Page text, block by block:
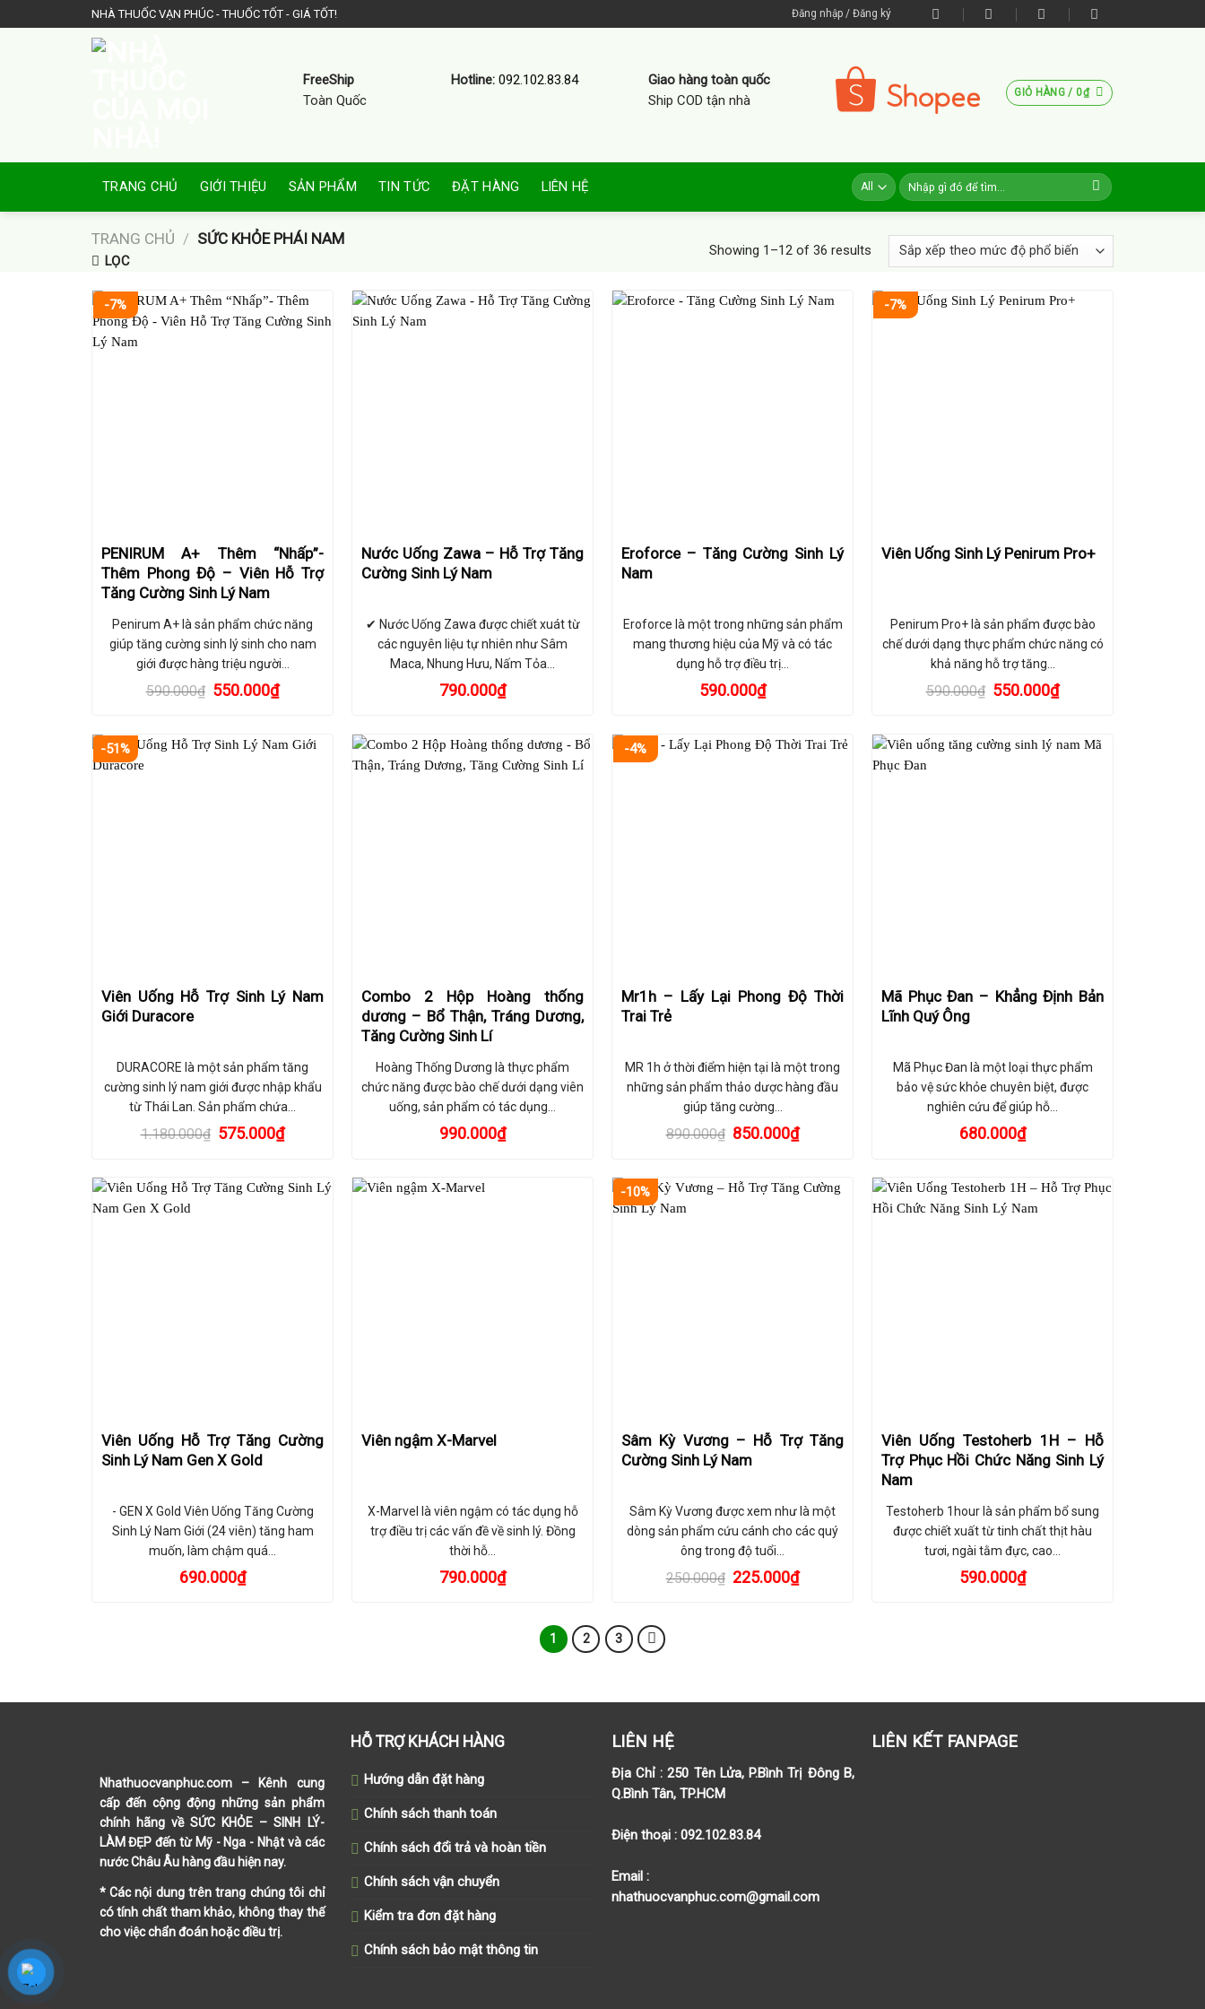
to
NHÀ THUỐC VẠN PHÚC - THUỐC TỐT - GIÁ TỐT! Đăng nhập / Đăng ký
FreeShip
Toàn Quốc
Hotline: 092.102.83.84
Giao hàng toàn quốc
Ship COD tận nhà
GIỎ HÀNG /0₫
TRANG CHỦ GIỚI THIỆU SẢN PHẨM TIN TỨC ĐẶT HÀNG LIÊN HỆ
TRANG CHỦ / SỨC KHỎE PHÁI NAM
LỌC
Showing 1–12 of 36 results
-7%
PENIRUM A+ Thêm “Nhấp”-
Thêm Phong Độ – Viên Hỗ Trợ
Tăng Cường Sinh Lý Nam
Penirum A+ là sản phẩm chức năng
giúp tăng cường sinh lý sinh cho nam
giới được hàng triệu người…
590.000₫ Giá
590.000₫.
550.000₫Giá
hiện
là:
550.000₫.
Nước Uống Zawa – Hỗ Trợ Tăng
Cường Sinh Lý Nam
✔ Nước Uống Zawa được chiết xuát từ
các nguyên liệu tự nhiên như Sâm
Maca, Nhung Hưu, Nấm Tỏa…
790.000₫
Eroforce – Tăng Cường Sinh Lý
Nam
Eroforce là một trong những sản phẩm
mang thương hiệu của Mỹ và có tác
dụng hỗ trợ điều trị…
590.000₫
-7%
Viên Uống Sinh Lý Penirum Pro+
Penirum Pro+ là sản phẩm được bào
chế dưới dạng thực phẩm chức năng có
khả năng hỗ trợ tăng…
590.000₫ Giá
590.000₫.
550.000₫Giá
hiện
550.000₫.
-51%
Viên Uống Hỗ Trợ Sinh Lý Nam
Giới Duracore
DURACORE là một sản phẩm tăng
cường sinh lý nam giới được nhập khẩu
từ Thái Lan. Sản phẩm chứa…
1.180.000₫ Giá
1.180.000₫.
575.000₫Giá
là:
575.000₫.
Combo 2 Hộp Hoàng thống
dương – Bổ Thận, Tráng Dương,
Tăng Cường Sinh Lí
Hoàng Thống Dương là thực phẩm
chức năng được bào chế dưới dạng viên
uống, sản phẩm có tác dụng…
990.000₫
-4%
Mr1h – Lấy Lại Phong Độ Thời
Trai Trẻ
MR 1h ở thời điểm hiện tại là một trong
những sản phẩm thảo dược hàng đầu
giúp tăng cường…
890.000₫ Giá
890.000₫.
850.000₫Giá
là:
850.000₫.
Mã Phục Đan – Khẳng Định Bản
Lĩnh Quý Ông
Mã Phục Đan là một loại thực phẩm
bảo vệ sức khỏe chuyên biệt, được
nghiên cứu để giúp hỗ…
680.000₫
Viên Uống Hỗ Trợ Tăng Cường
Sinh Lý Nam Gen X Gold
- GEN X Gold Viên Uống Tăng Cường
Sinh Lý Nam Giới (24 viên) tăng ham
muốn, làm chậm quá…
690.000₫
Viên ngậm X-Marvel
X-Marvel là viên ngậm có tác dụng hỗ
trợ điều trị các vấn đề về sinh lý. Đồng
thời hỗ…
790.000₫
-10%
Sâm Kỳ Vương – Hỗ Trợ Tăng
Cường Sinh Lý Nam
Sâm Kỳ Vương được xem như là một
dòng sản phẩm cứu cánh cho các quý
ông trong độ tuổi…
250.000₫ Giá
225.000₫Giá
hiện
Viên Uống Testoherb 1H – Hỗ
Trợ Phục Hồi Chức Năng Sinh Lý
Nam
Testoherb 1hour là sản phẩm bổ sung
được chiết xuất từ tinh chất thịt hàu
tươi, ngài tằm đực, cao…
590.000₫
1 2 3
Nhathuocvanphuc.com– Kênh cung
cấp đến cộng động những sản phẩm
chính hãng về SỨC KHỎE – SINH LÝ-
LÀM ĐẸP đến từ Mỹ - Nga - Nhật và các
nước Châu Âu hàng đầu hiện nay.
* Các nội dung trên trang chúng tôi chỉ
có tính chất tham khảo, không thay thế
cho việc chẩn đoán hoặc điều trị.
HỖ TRỢ KHÁCH HÀNG
Hướng dẫn đặt hàng
Chính sách thanh toán
Chính sách đổi trả và hoàn tiền
Chính sách vận chuyển
Kiểm tra đơn đặt hàng
Chính sách bảo mật thông tin
LIÊN HỆ
Địa Chỉ :250 Tên Lửa, P.Bình Trị Đông B,
Q.Bình Tân, TP.HCM
Điện thoại : 092.102.83.84
Email :
nhathuocvanphuc.com@gmail.com
LIÊN KẾT FANPAGE